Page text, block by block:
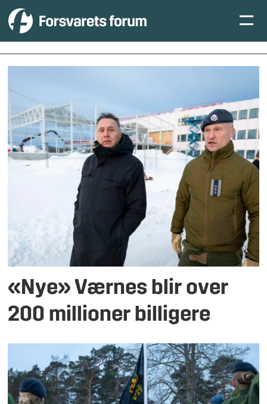
Tag:
kjevik
«Nye» Værnes blir over
200 millioner billigere